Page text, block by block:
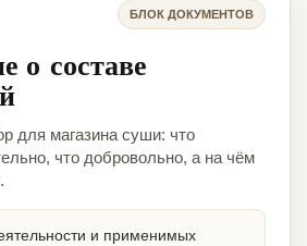
БЛОК ДОКУМЕНТОВ
о составе
для магазина суши: что
что добровольно, а на чём
и применимых